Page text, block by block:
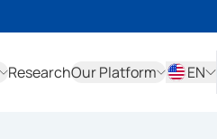
ResearchOur Platform
EN